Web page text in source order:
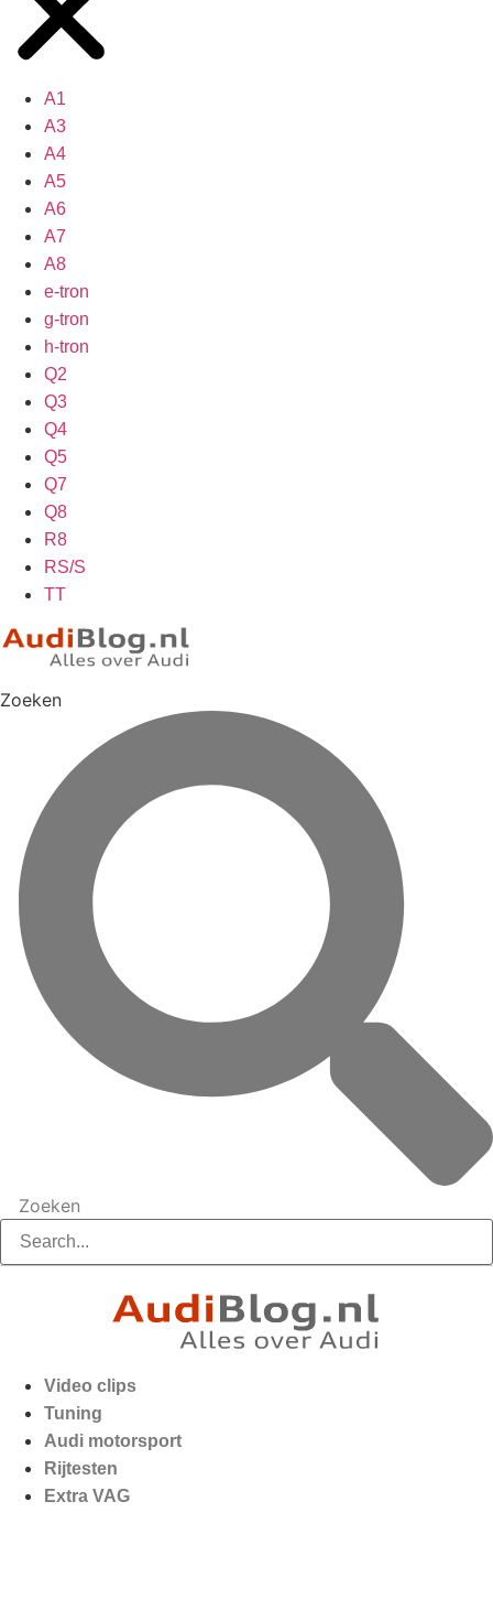
A1
A3
A4
A5
A6
A7
A8
e-tron
g-tron
h-tron
Q2
Q3
Q4
Q5
Q7
Q8
R8
RS/S
TT
Zoeken
Zoeken
Video clips
Tuning
Audi motorsport
Rijtesten
Extra VAG